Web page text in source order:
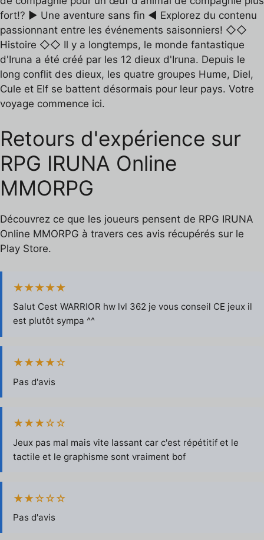
fort!? ▶ Une aventure sans fin ◀ Explorez du contenu
passionnant entre les événements saisonniers! ◇◇
Histoire ◇◇ Il y a longtemps, le monde fantastique
d'Iruna a été créé par les 12 dieux d'Iruna. Depuis le
long conflit des dieux, les quatre groupes Hume, Diel,
Cule et Elf se battent désormais pour leur pays. Votre
voyage commence ici.
Retours d'expérience sur
RPG IRUNA Online
MMORPG
Découvrez ce que les joueurs pensent de RPG IRUNA
Online MMORPG à travers ces avis récupérés sur le
Play Store.
★★★★★
Salut Cest WARRIOR hw lvl 362 je vous conseil CE jeux il
est plutôt sympa ^^
★★★★☆
Pas d'avis
★★★☆☆
Jeux pas mal mais vite lassant car c'est répétitif et le
tactile et le graphisme sont vraiment bof
★★☆☆☆
Pas d'avis